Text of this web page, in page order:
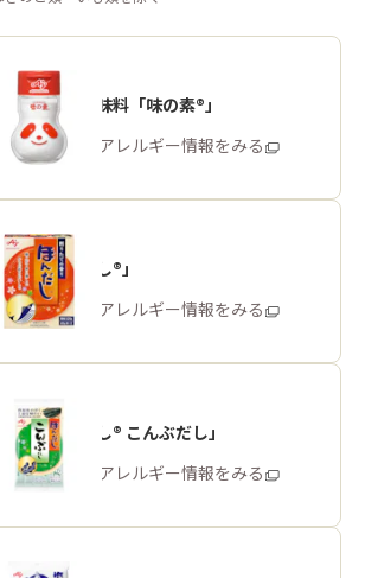
うま味調味料「味の素®」
商品・アレルギー情報をみる
「ほんだし®」
商品・アレルギー情報をみる
「ほんだし® こんぶだし」
商品・アレルギー情報をみる